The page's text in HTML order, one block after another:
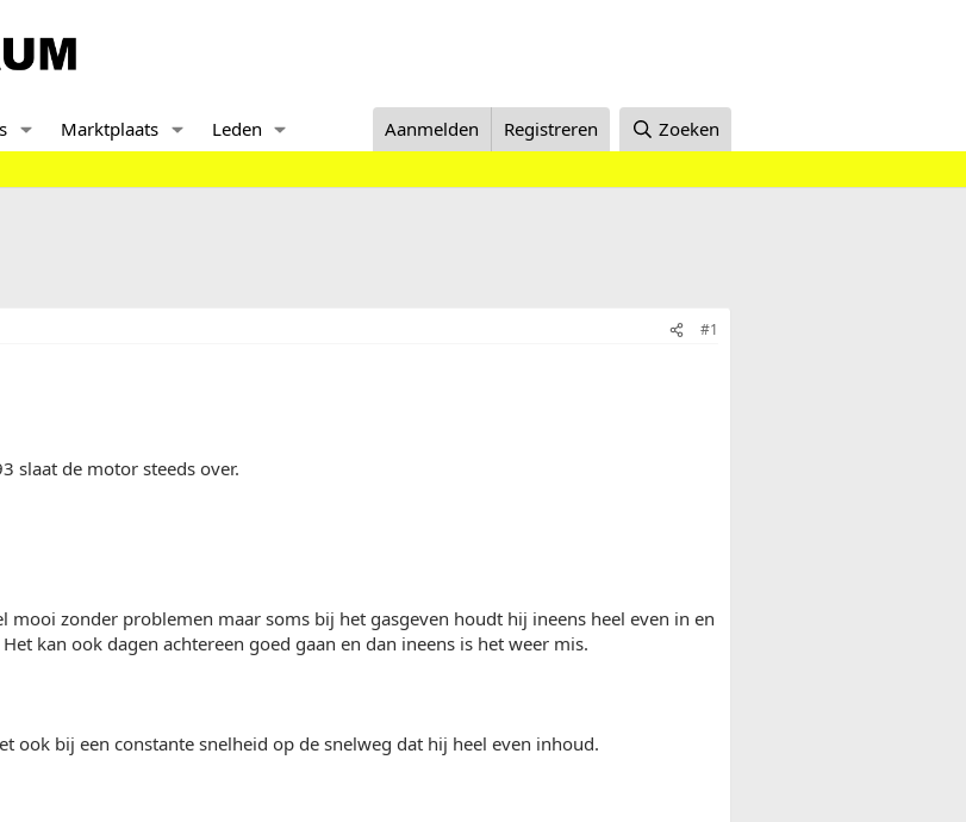
Marktplaats Leden Aanmelden Registreren Zoeken
#1
slaat de motor steeds over.
mooi zonder problemen maar soms bij het gasgeven houdt hij ineens heel even in en
kan ook dagen achtereen goed gaan en dan ineens is het weer mis.
ook bij een constante snelheid op de snelweg dat hij heel even inhoud.